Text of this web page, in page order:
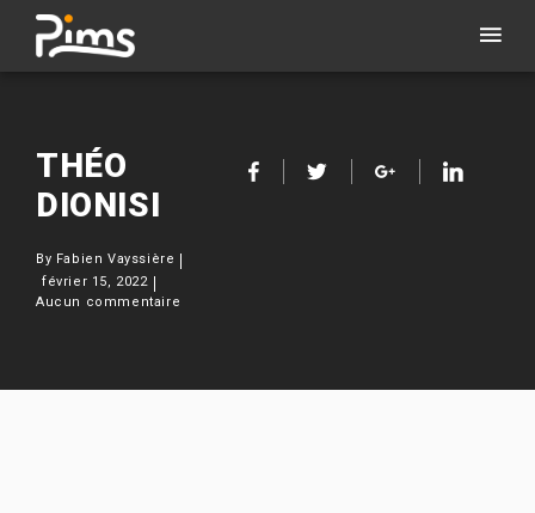
THÉO
DIONISI
By Fabien Vayssière
février 15, 2022
Aucun commentaire